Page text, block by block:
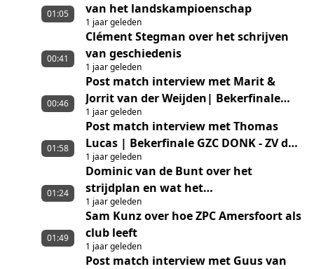
van het landskampioenschap
1 jaar geleden
01:05
Clément Stegman over het schrijven
van geschiedenis
1 jaar geleden
00:41
Post match interview met Marit &
Jorrit van der Weijden| Bekerfinale
GZC DONK - ZV de Zaan
1 jaar geleden
00:46
Post match interview met Thomas
Lucas | Bekerfinale GZC DONK - ZV de
Zaan
1 jaar geleden
01:58
Dominic van de Bunt over het
strijdplan en wat het
landskampioenschap betekent voor
ZPC Amersfoort
1 jaar geleden
01:24
Sam Kunz over hoe ZPC Amersfoort als
club leeft
1 jaar geleden
01:49
Post match interview met Guus van